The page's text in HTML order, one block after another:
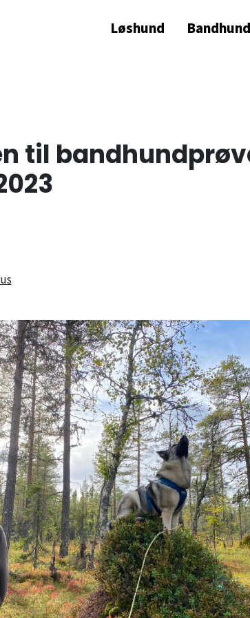
Løshund
Bandhund
til